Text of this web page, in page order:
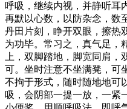
呼吸，继续内视，并静听耳
再默以心数，以防杂念，数
丹田片刻，睁开双眼，擦热
为功毕。常习之，真气足，
上，双脚踏地，脚宽同肩
可。坐时注意不坐满凳，可
不拘于形式，随时随地地可
吸，会阴部一提一放，一紧